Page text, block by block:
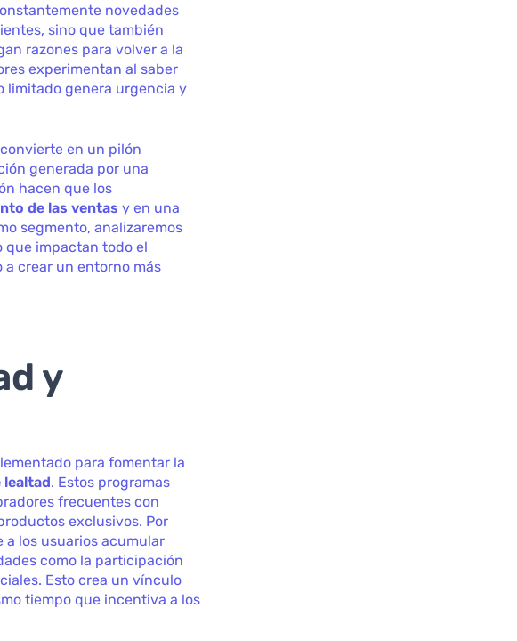
novedades
sino que también
razones para volver a la
experimentan al saber
limitado genera urgencia y
en un pilón
generada por una
hacen que los
de las ventas y en una
segmento, analizaremos
que impactan todo el
a crear un entorno más
y
para fomentar la
lealtad. Estos programas
frecuentes con
exclusivos. Por
los usuarios acumular
como la participación
Esto crea un vínculo
tiempo que incentiva a los